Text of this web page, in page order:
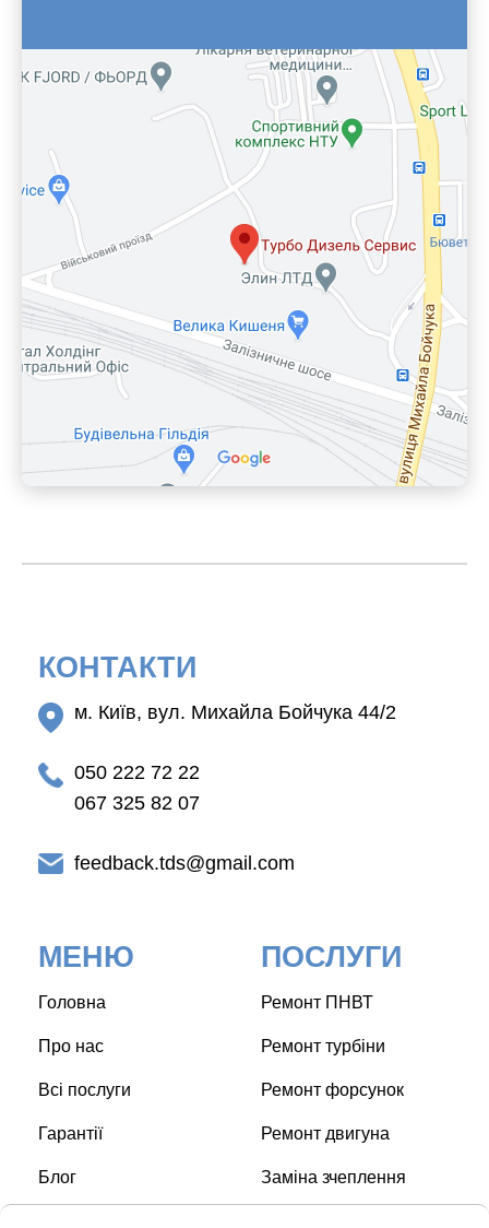
МЕНЮ
Головна
Про нас
Всі послуги
Гарантії
Блог
КОНТАКТИ
м. Київ, вул. Михайла Бойчука 44/2
050 222 72 22
067 325 82 07
feedback.tds@gmail.com
ПОСЛУГИ
Ремонт ПНВТ
Ремонт турбіни
Ремонт форсунок
Ремонт двигуна
Заміна зчеплення